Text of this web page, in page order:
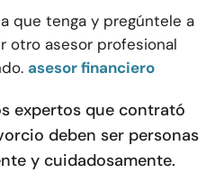
que tenga y pregúntele a
otro asesor profesional
asesor financiero
expertos que contrató
deben ser personas
y cuidadosamente.